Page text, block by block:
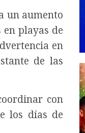
un aumento
playas de
en
de las
con
los días de